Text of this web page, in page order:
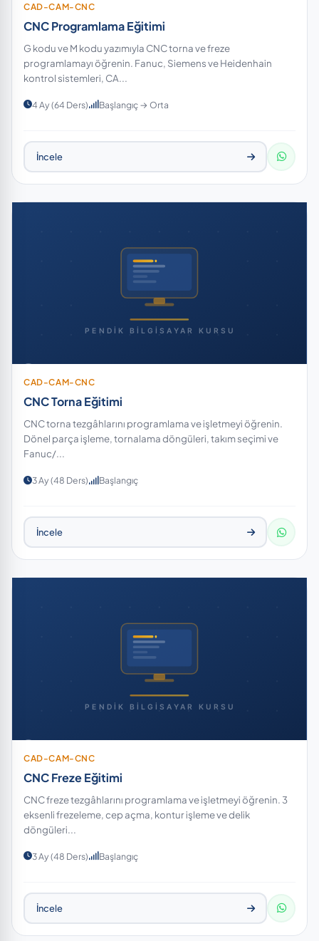
CAD-CAM-CNC
CNC Programlama Eğitimi
G kodu ve M kodu yazımıyla CNC torna ve freze
programlamayı öğrenin. Fanuc, Siemens ve Heidenhain
kontrol sistemleri, CA...
4 Ay (64 Ders) Başlangıç → Orta
İncele
CAD-CAM-CNC
CNC Torna Eğitimi
CNC torna tezgâhlarını programlama ve işletmeyi öğrenin.
Dönel parça işleme, tornalama döngüleri, takım seçimi ve
Fanuc/...
3 Ay (48 Ders) Başlangıç
İncele
CAD-CAM-CNC
CNC Freze Eğitimi
CNC freze tezgâhlarını programlama ve işletmeyi öğrenin. 3
eksenli frezeleme, cep açma, kontur işleme ve delik
döngüleri...
3 Ay (48 Ders) Başlangıç
İncele